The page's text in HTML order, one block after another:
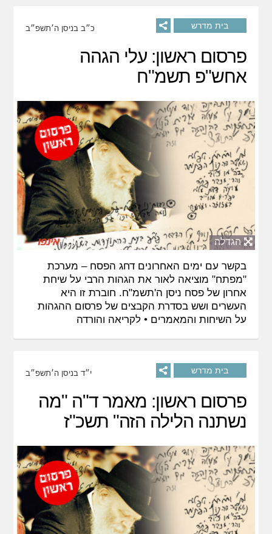
בית מדרש כ״ב בניסן ה׳תשפ״ב
פרסום ראשון: עלי הגהה
אחש"פ תשמ"ח
הגדלה
בקשר עם ימים האחרונים דחג הפסח – מערכת
"מפתח" מוציאה לאור את הגהות הרבי על שיחת
אחרון של פסח ניסן ה'תשמ"ח. חוברת זו היא
העשרים ושש בסדרת הקבצים של פרסום ההגהות
על השיחות והמאמרים •לקריאה והורדה
בית מדרש י״ד בניסן ה׳תשפ״ב
פרסום ראשון: מאמר ד"ה "מה
נשתנה הלילה הזה" תשכ"ז